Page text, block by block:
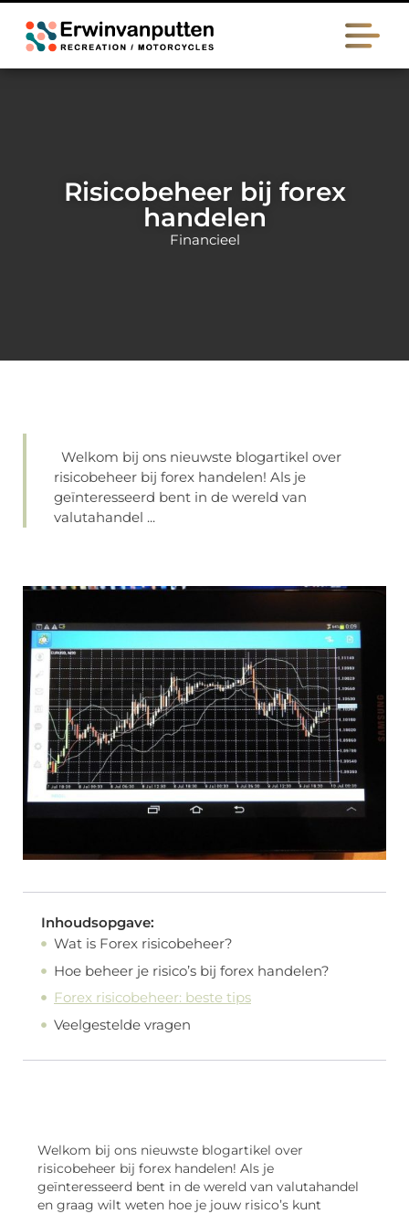
Risicobeheer bij forex
handelen
Financieel
Welkom bij ons nieuwste blogartikel over
risicobeheer bij forex handelen! Als je
geïnteresseerd bent in de wereld van
valutahandel ...
Inhoudsopgave:
Wat is Forex risicobeheer?
Hoe beheer je risico’s bij forex handelen?
Forex risicobeheer: beste tips
Veelgestelde vragen
Welkom bij ons nieuwste blogartikel over
risicobeheer bij forex handelen! Als je
geïnteresseerd bent in de wereld van valutahandel
en graag wilt weten hoe je jouw risico’s kunt